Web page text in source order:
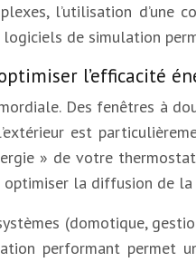
l’utilisation
logiciels de simulation
l’efficacité
Des fenêtres à
est
» de votre
la diffusion de la
(domotique,
performant permet